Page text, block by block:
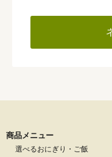
商品メニュー
選べるおにぎり・ご飯